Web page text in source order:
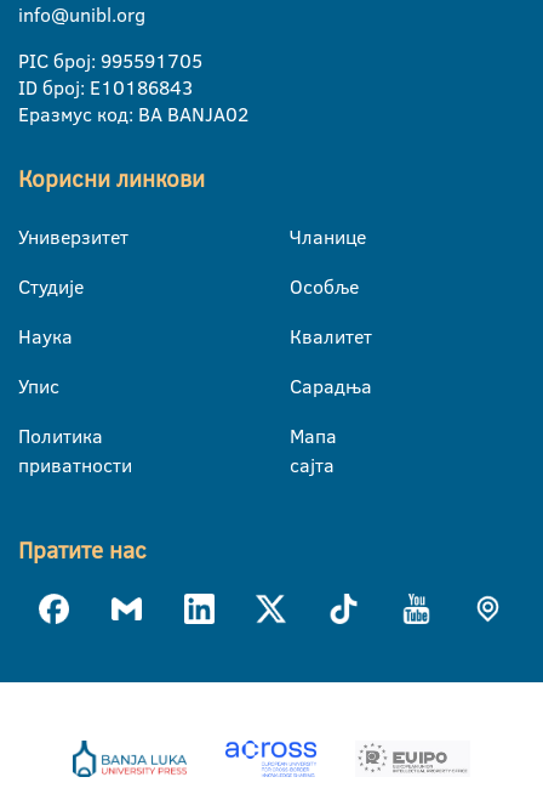
info@unibl.org
PIC број: 995591705
ID број: E10186843
Еразмус код: BA BANJA02
Корисни линкови
Универзитет
Студије
Наука
Упис
Политика
приватности
Чланице
Особље
Квалитет
Сарадња
Мапа
сајта
Пратите нас